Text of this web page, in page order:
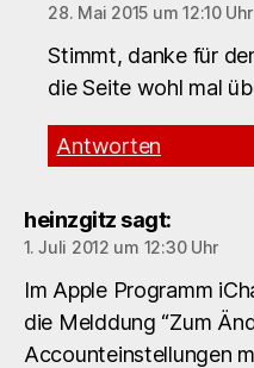
28. Mai 2015 um 12:10 Uhr
Stimmt, danke für
die Seite wohl mal
Antworten
heinzgitz sagt:
1. Juli 2012 um 12:30 Uhr
Im Apple Programm
die Melddung “Zum
Accounteinstellungen